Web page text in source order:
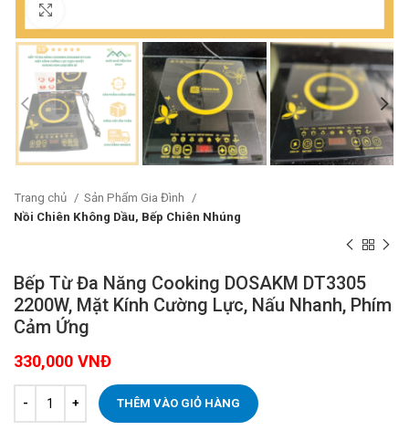
Trang chủ
Sản Phẩm Gia Đình
Nồi Chiên Không Dầu, Bếp Chiên Nhúng
Bếp Từ Đa Năng Cooking DOSAKM DT3305
2200W, Mặt Kính Cường Lực, Nấu Nhanh, Phím
Cảm Ứng
330,000 VNĐ
THÊM VÀO GIỎ HÀNG